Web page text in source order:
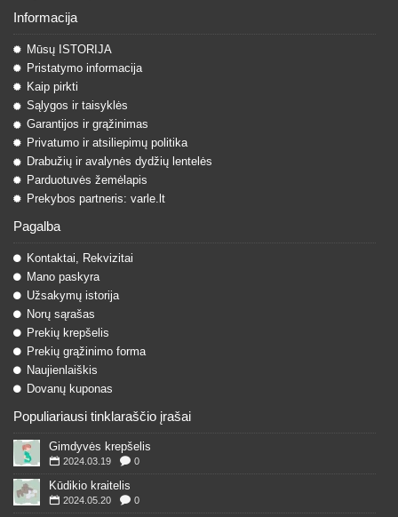
Informacija
Mūsų ISTORIJA
Pristatymo informacija
Kaip pirkti
Sąlygos ir taisyklės
Garantijos ir grąžinimas
Privatumo ir atsiliepimų politika
Drabužių ir avalynės dydžių lentelės
Parduotuvės žemėlapis
Prekybos partneris: varle.lt
Pagalba
Kontaktai, Rekvizitai
Mano paskyra
Užsakymų istorija
Norų sąrašas
Prekių krepšelis
Prekių grąžinimo forma
Naujienlaiškis
Dovanų kuponas
Populiariausi tinklaraščio įrašai
Gimdyvės krepšelis
2024.03.19 0
Kūdikio kraitelis
2024.05.20 0